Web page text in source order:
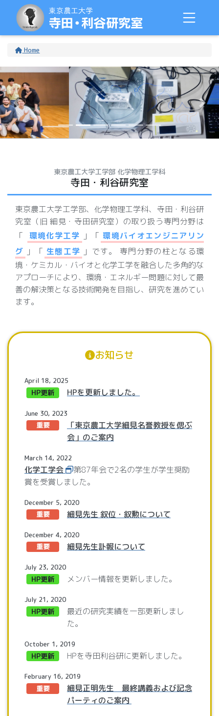
Home
Previous slide
東京農工大学工学部 化学物理工学科
寺田・利谷研究室
東京農工大学工学部、化学物理工学科、寺田・利谷研
究室（旧 細見・寺田研究室）の取り扱う専門分野は
「
環境化学工学 」「 環境バイオエンジニアリン
グ 」「 生態工学 」です。 専門分野の柱となる環
境・ケミカル・バイオと化学工学を融合した多角的な
アプローチにより、環境・エネルギー問題に対して最
善の解決策となる技術開発を目指し、研究を進めてい
ます。
お知らせ
April 18, 2025
HP更新 HPを更新しました。
June 30, 2023
重要
「東京農工大学細見名誉教授を偲ぶ
会」のご案内
March 14, 2022
化学工学会
第87年会で2名の学生が学生奨励
賞を受賞しました。
December 5, 2020
重要 細見先生 叙位・叙勲について
December 4, 2020
重要 細見先生訃報について
July 23, 2020
HP更新 メンバー情報を更新しました。
July 21, 2020
HP更新
最近の研究実績を一部更新しまし
た。
October 1, 2019
HP更新 HPを寺田利谷研に更新しました。
February 16, 2019
重要
細見正明先生　最終講義および記念
パーティのご案内